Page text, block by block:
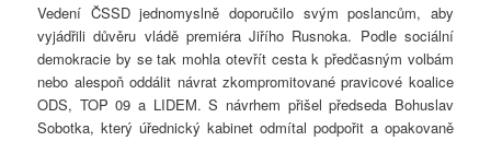
Vedení ČSSD jednomyslně doporučilo svým poslancům, aby
vyjádřili důvěru vládě premiéra Jiřího Rusnoka. Podle sociální
demokracie by se tak mohla otevřít cesta k předčasným volbám
nebo alespoň oddálit návrat zkompromitované pravicové koalice
ODS, TOP 09 a LIDEM. S návrhem přišel předseda Bohuslav
Sobotka, který úřednický kabinet odmítal podpořit a opakovaně